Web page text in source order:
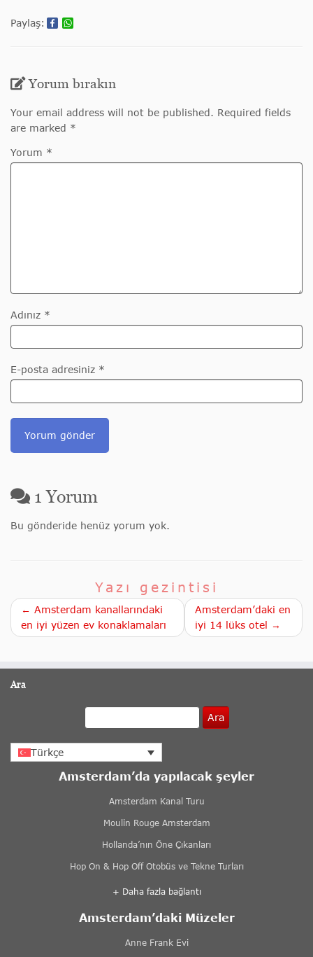
Paylaş:
Yorum bırakın
Your email address will not be published. Required fields
are marked *
Yorum *
Adınız *
E-posta adresiniz *
1 Yorum
Bu gönderide henüz yorum yok.
Yazı gezintisi
← Amsterdam kanallarındaki
en iyi yüzen ev konaklamaları
Amsterdam’daki en
iyi 14 lüks otel →
Ara
Ara
Türkçe
Amsterdam’da yapılacak şeyler
Amsterdam Kanal Turu
Moulin Rouge Amsterdam
Hollanda’nın Öne Çıkanları
Hop On & Hop Off Otobüs ve Tekne Turları
+ Daha fazla bağlantı
Amsterdam’daki Müzeler
Anne Frank Evi